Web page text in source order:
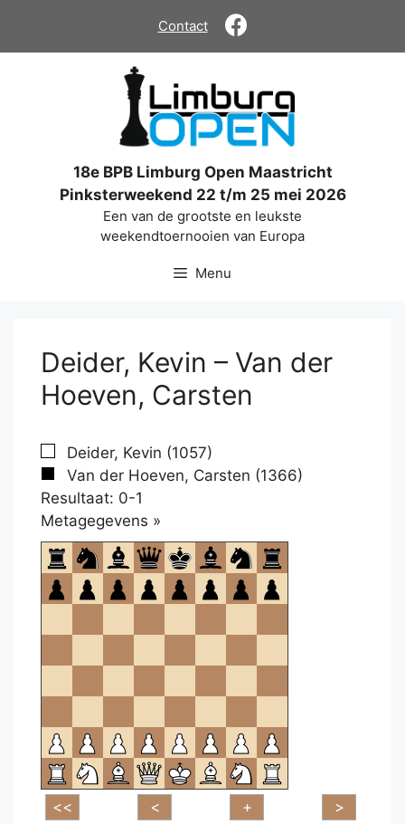
de
Contact
18e BPB Limburg Open Maastricht
Pinksterweekend 22 t/m 25 mei 2026
Een van de grootste en leukste
weekendtoernooien van Europa
Menu
Deider, Kevin – Van der
Hoeven, Carsten
Deider, Kevin (1057)
Van der Hoeven, Carsten (1366)
Resultaat: 0-1
Metagegevens »
om
te
openen.